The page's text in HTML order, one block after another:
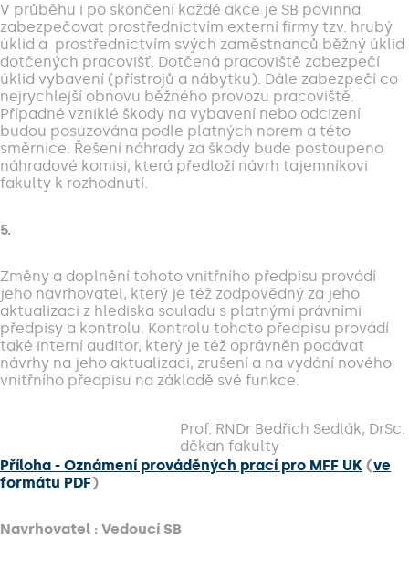
V průběhu i po skončení každé akce je SB povinna
zabezpečovat prostřednictvím externí firmy tzv. hrubý
úklid a prostřednictvím svých zaměstnanců běžný úklid
dotčených pracovišť. Dotčená pracoviště zabezpečí
úklid vybavení (přístrojů a nábytku). Dále zabezpečí co
nejrychlejší obnovu běžného provozu pracoviště.
Případné vzniklé škody na vybavení nebo odcizení
budou posuzována podle platných norem a této
směrnice. Řešení náhrady za škody bude postoupeno
náhradové komisi, která předloží návrh tajemníkovi
fakulty k rozhodnutí.
5.
Změny a doplnění tohoto vnitřního předpisu provádí
jeho navrhovatel, který je též zodpovědný za jeho
aktualizaci z hlediska souladu s platnými právními
předpisy a kontrolu. Kontrolu tohoto předpisu provádí
také interní auditor, který je též oprávněn podávat
návrhy na jeho aktualizaci, zrušení a na vydání nového
vnitřního předpisu na základě své funkce.
Prof. RNDr Bedřich Sedlák, DrSc.
děkan fakulty
Příloha - Oznámení prováděných prací pro MFF UK (ve
formátu PDF)
Navrhovatel : Vedoucí SB